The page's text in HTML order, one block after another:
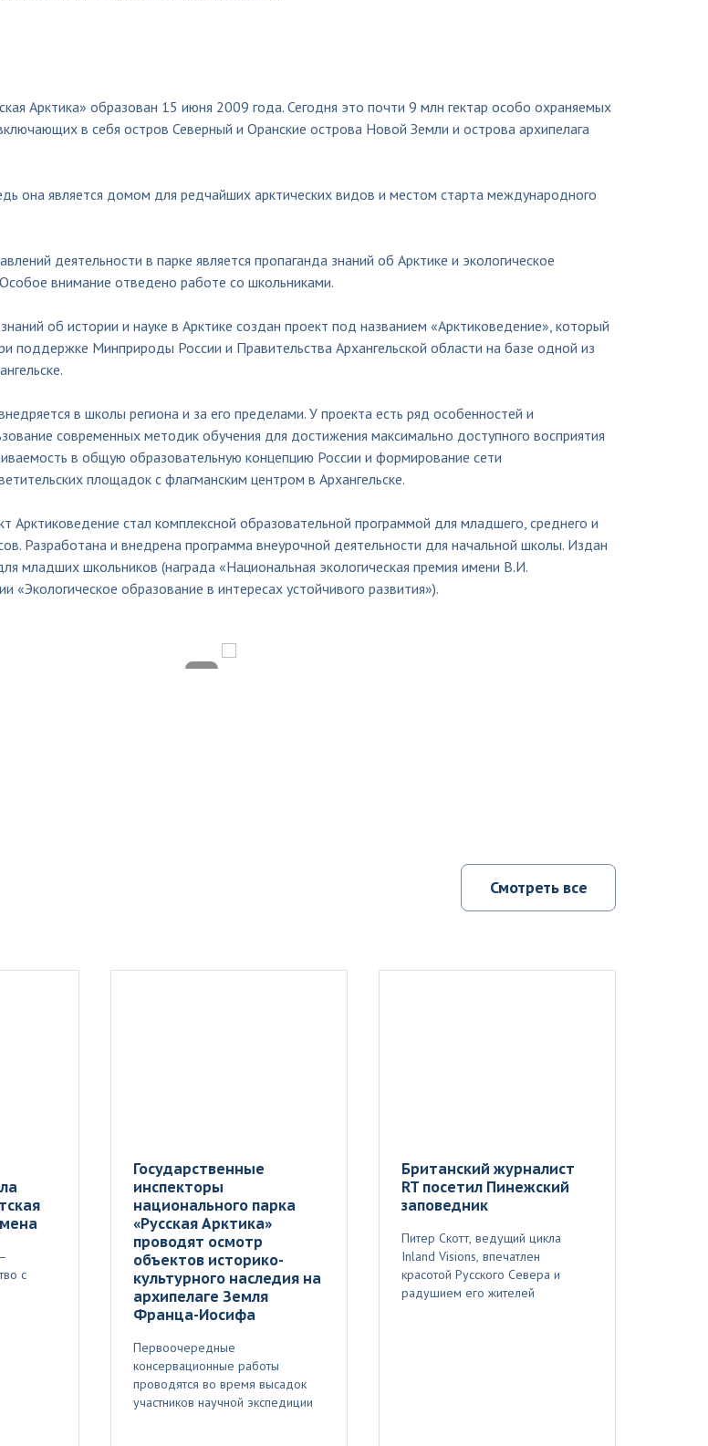
Арктика» образован 15 июня 2009 года. Сегодня это почти 9 млн гектар особо охраняемых
в себя остров Северный и Оранские острова Новой Земли и острова архипелага
она является домом для редчайших арктических видов и местом старта международного
деятельности в парке является пропаганда знаний об Арктике и экологическое
внимание отведено работе со школьниками.
об истории и науке в Арктике создан проект под названием «Арктиковедение», который
поддержке Минприроды России и Правительства Архангельской области на базе одной из
в школы региона и за его пределами. У проекта есть ряд особенностей и
современных методик обучения для достижения максимально доступного восприятия
в общую образовательную концепцию России и формирование сети
площадок с флагманским центром в Архангельске.
Арктиковедение стал комплексной образовательной программой для младшего, среднего и
Разработана и внедрена программа внеурочной деятельности для начальной школы. Издан
младших школьников (награда «Национальная экологическая премия имени В.И.
«Экологическое образование в интересах устойчивого развития»).
Смотреть все
с
Государственные
инспекторы
национального парка
«Русская Арктика»
проводят осмотр
объектов историко-
культурного наследия на
архипелаге Земля
Франца-Иосифа
Первоочередные
консервационные работы
проводятся во время высадок
участников научной экспедиции
Британский журналист
RT посетил Пинежский
заповедник
Питер Скотт, ведущий цикла
Inland Visions, впечатлен
красотой Русского Севера и
радушием его жителей